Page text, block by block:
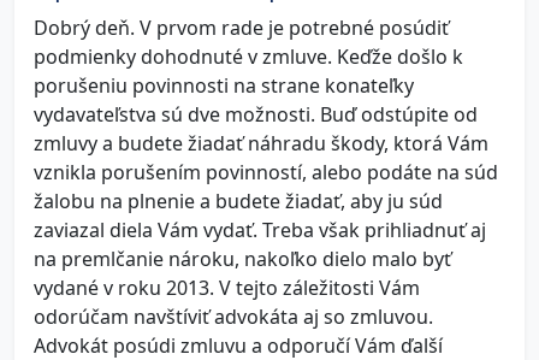
Dobrý deň. V prvom rade je potrebné posúdiť
podmienky dohodnuté v zmluve. Keďže došlo k
porušeniu povinnosti na strane konateľky
vydavateľstva sú dve možnosti. Buď odstúpite od
zmluvy a budete žiadať náhradu škody, ktorá Vám
vznikla porušením povinností, alebo podáte na súd
žalobu na plnenie a budete žiadať, aby ju súd
zaviazal diela Vám vydať. Treba však prihliadnuť aj
na premlčanie nároku, nakoľko dielo malo byť
vydané v roku 2013. V tejto záležitosti Vám
odorúčam navštíviť advokáta aj so zmluvou.
Advokát posúdi zmluvu a odporučí Vám ďalší